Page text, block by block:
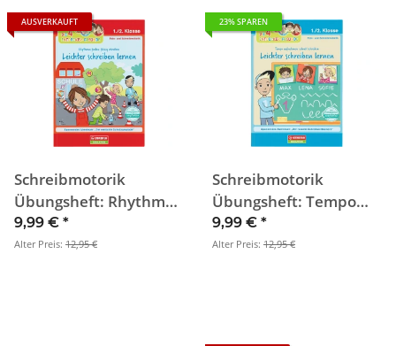
AUSVERKAUFT
Schreibmotorik
Übungsheft: Rhythmus
finden
9,99 € *
Alter Preis: 12,95 €
23% SPAREN
Schreibmotorik
Übungsheft: Tempo
variieren
9,99 € *
Alter Preis: 12,95 €